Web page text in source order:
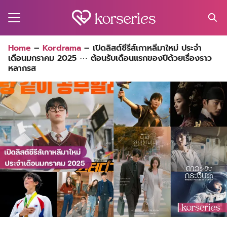
for:
Home – Kordrama – เปิดลิสต์ซีรีส์เกาหลีมาใหม่ ประจำ
เดือนมกราคม 2025 ⋯ ต้อนรับเดือนแรกของปีด้วยเรื่องราว
หลากรส